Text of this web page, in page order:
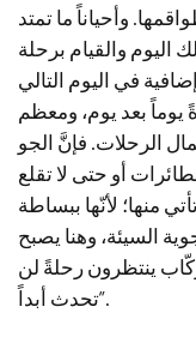
وأحياناً ما تمتد
اليوم والقيام برحلة
يوماً بعد يوم، ومعظم
لنسبة 90% من إكمال الرحلات. فإنَّ الجو
أو حتى لا تقلع
منها؛ لأنّها ببساطة
السيئة، وهنا يصبح
ينتظرون رحلةً لن
تحدث أبداً”.